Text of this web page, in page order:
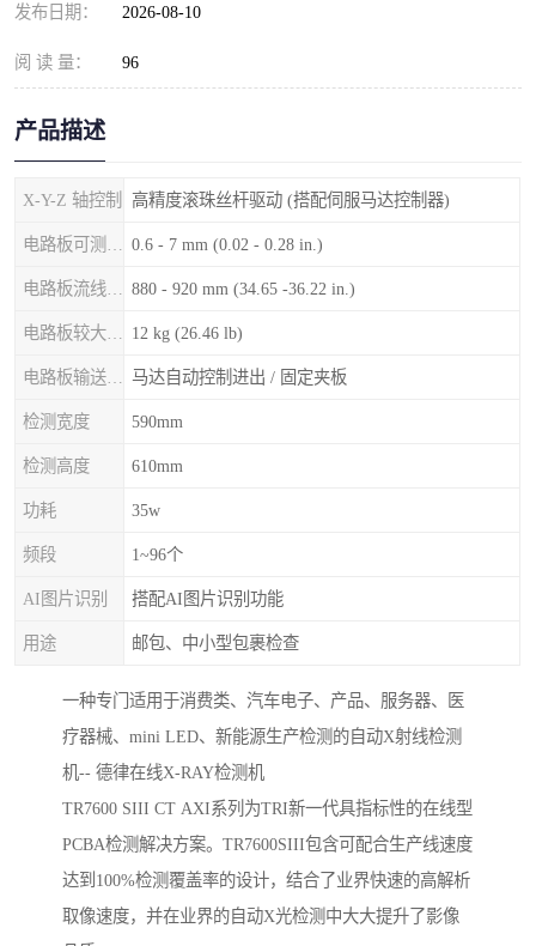
发布日期： 2026-08-10
阅 读 量： 96
产品描述
X-Y-Z 轴控制 高精度滚珠丝杆驱动 (搭配伺服马达控制器)
0.6 - 7 mm (0.02 - 0.28 in.)
880 - 920 mm (34.65 -36.22 in.)
12 kg (26.46 lb)
马达自动控制进出 / 固定夹板
检测宽度 590mm
检测高度 610mm
功耗 35w
频段 1~96个
AI图片识别 搭配AI图片识别功能
用途 邮包、中小型包裹检查
一种专门适用于消费类、汽车电子、产品、服务器、医
疗器械、mini LED、新能源生产检测的自动X射线检测
机-- 德律在线X-RAY检测机
TR7600 SIII CT AXI系列为TRI新一代具指标性的在线型
PCBA检测解决方案。TR7600SIII包含可配合生产线速度
达到100%检测覆盖率的设计，结合了业界快速的高解析
取像速度，并在业界的自动X光检测中大大提升了影像